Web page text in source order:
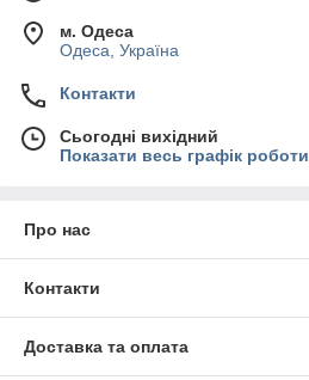
м. Одеса
Одеса, Україна
Контакти
Сьогодні вихідний
Показати весь графік роботи
Про нас
Контакти
Доставка та оплата